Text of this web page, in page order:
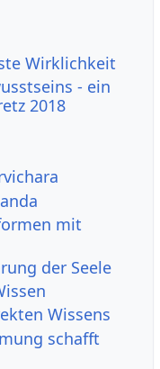
Wirklichkeit
- ein
2018
mit
der Seele
Wissens
schafft